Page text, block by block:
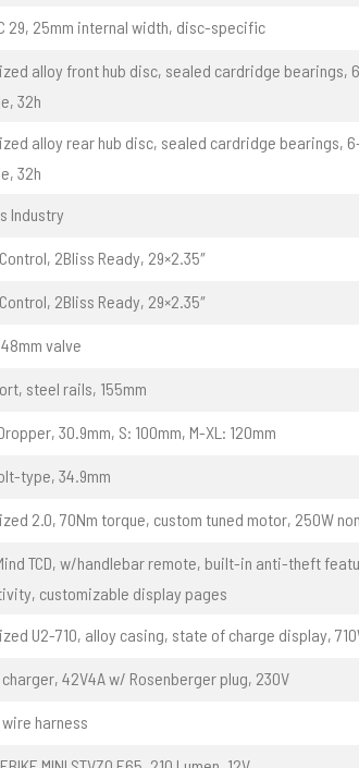
29, 25mm internal width, disc-specific
alloy front hub disc, sealed cardridge bearings,
32h
alloy rear hub disc, sealed cardridge bearings,
32h
Industry
2Bliss Ready, 29×2.35″
2Bliss Ready, 29×2.35″
valve
steel rails, 155mm
30.9mm, S: 100mm, M-XL: 120mm
type, 34.9mm
2.0, 70Nm torque, custom tuned motor, 250W
TCD, w/handlebar remote, built-in anti-theft
customizable display pages
U2-710, alloy casing, state of charge display,
charger, 42V4A w/ Rosenberger plug, 230V
harness